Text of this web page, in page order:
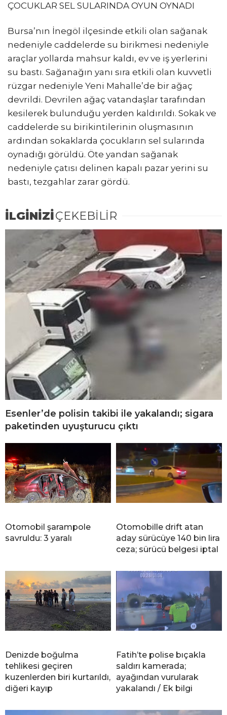
ÇOCUKLAR SEL SULARINDA OYUN OYNADI
Bursa’nın İnegöl ilçesinde etkili olan sağanak
nedeniyle caddelerde su birikmesi nedeniyle
araçlar yollarda mahsur kaldı, ev ve iş yerlerini
su bastı. Sağanağın yanı sıra etkili olan kuvvetli
rüzgar nedeniyle Yeni Mahalle’de bir ağaç
devrildi. Devrilen ağaç vatandaşlar tarafından
kesilerek bulunduğu yerden kaldırıldı. Sokak ve
caddelerde su birikintilerinin oluşmasının
ardından sokaklarda çocukların sel sularında
oynadığı görüldü. Öte yandan sağanak
nedeniyle çatısı delinen kapalı pazar yerini su
bastı, tezgahlar zarar gördü.
İLGİNİZİÇEKEBİLİR
Esenler’de polisin takibi ile yakalandı; sigara
paketinden uyuşturucu çıktı
Otomobil şarampole
savruldu: 3 yaralı
Otomobille drift atan
aday sürücüye 140 bin lira
ceza; sürücü belgesi iptal
Denizde boğulma
tehlikesi geçiren
kuzenlerden biri kurtarıldı,
diğeri kayıp
Fatih’te polise bıçakla
saldırı kamerada;
ayağından vurularak
yakalandı / Ek bilgi